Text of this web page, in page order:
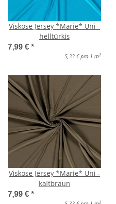
Viskose Jersey *Marie* Uni -
helltürkis
7,99 € *
5,33 € pro 1 m 2
Viskose Jersey *Marie* Uni -
kaltbraun
7,99 € *
2